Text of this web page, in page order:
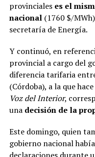
provinciales es el
nacional(1760 $/
secretaría de Energía.
Y continuó, en
provincial a cargo del
diferencia tarifaria
(Córdoba), a la que
Voz del Interior,
una decisión de la
Este domingo, quien
gobierno nacional